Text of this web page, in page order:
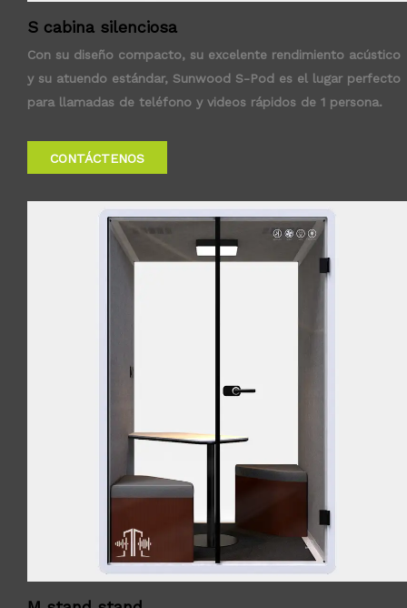
S cabina silenciosa
Con su diseño compacto, su excelente rendimiento acústico
y su atuendo estándar, Sunwood S-Pod es el lugar perfecto
para llamadas de teléfono y videos rápidos de 1 persona.
CONTÁCTENOS